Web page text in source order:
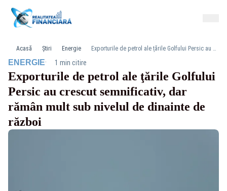
Acasă Știri Energie Exporturile de petrol ale ţările Golfului Persic au crescut semnificativ, dar rămân mult sub nivelul de dinainte de război
ENERGIE· 1 min citire
Exporturile de petrol ale ţările Golfului
Persic au crescut semnificativ, dar
rămân mult sub nivelul de dinainte de
război